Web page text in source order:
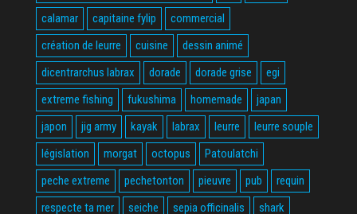
calamar
capitaine fylip
commercial
création de leurre
cuisine
dessin animé
dicentrarchus labrax
dorade dorade grise
egi
extreme fishing
fukushima homemade
japan
japon
jig army kayak labrax leurre
leurre souple
législation
morgat octopus
Patoulatchi
peche extreme
pechetonton pieuvre pub
requin
respecte ta mer
seiche sepia officinalis shark